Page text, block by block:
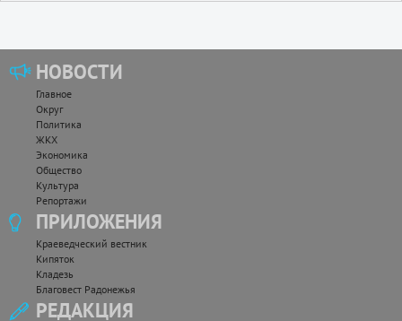
НОВОСТИ
Главное
Округ
Политика
ЖКХ
Экономика
Общество
Культура
Репортажи
ПРИЛОЖЕНИЯ
Краеведческий вестник
Кипяток
Кладезь
Благовест Радонежья
РЕДАКЦИЯ